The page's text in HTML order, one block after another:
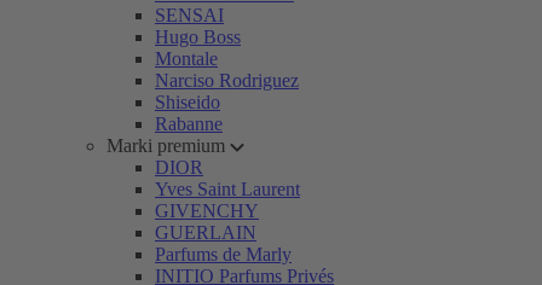
SENSAI
Hugo Boss
Montale
Narciso Rodriguez
Shiseido
Rabanne
Marki premium
DIOR
Yves Saint Laurent
GIVENCHY
GUERLAIN
Parfums de Marly
INITIO Parfums Privés